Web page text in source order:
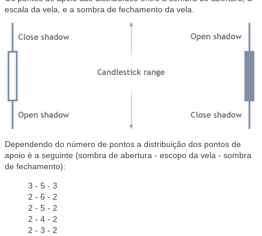
escala da vela, e a sombra de fechamento da vela.
Dependendo do número de pontos a distribuição dos pontos de
apoio é a seguinte (sombra de abertura - escopo da vela - sombra
de fechamento):
3 - 5 - 3
2 - 6 - 2
2 - 5 - 2
2 - 4 - 2
2 - 3 - 2